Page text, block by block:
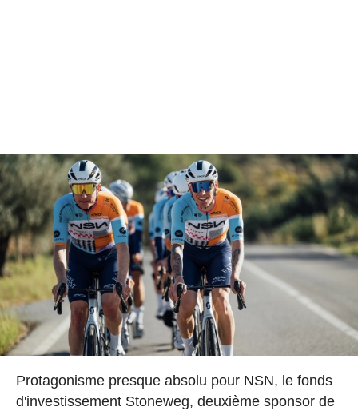
Protagonisme presque absolu pour NSN, le fonds
d'investissement Stoneweg, deuxième sponsor de